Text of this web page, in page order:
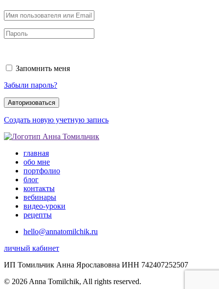
Запомнить меня
Забыли пароль?
Создать новую учетную запись
главная
обо мне
портфолио
блог
контакты
вебинары
видео-уроки
рецепты
hello@annatomilchik.ru
личный кабинет
ИП Томильчик Анна Ярославовна ИНН 742407252507
© 2026 Anna Tomilchik, All rights reserved.